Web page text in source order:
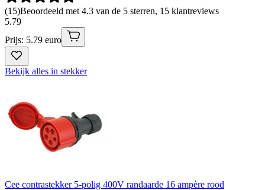
(15)Beoordeeld met 4.3 van de 5 sterren, 15 klantreviews
5.79
Prijs: 5.79 euro
Bekijk alles in stekker
Cee contrastekker 5-polig 400V randaarde 16 ampère rood